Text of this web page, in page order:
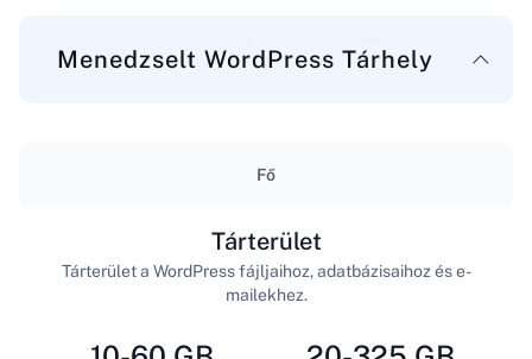
Menedzselt WordPress Tárhely
Fő
Tárterület
Tárterület a WordPress fájljaihoz, adatbázisaihoz és e-
mailekhez.